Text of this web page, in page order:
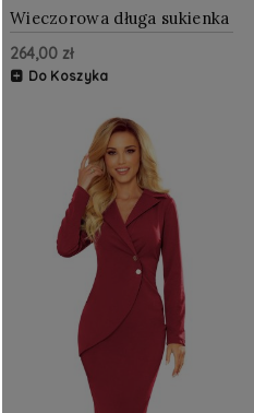
Wieczorowa długa sukienka
z brokatowym akcentem i
głębokim dekoltem
Bordowa
264,00 zł
Do Koszyka